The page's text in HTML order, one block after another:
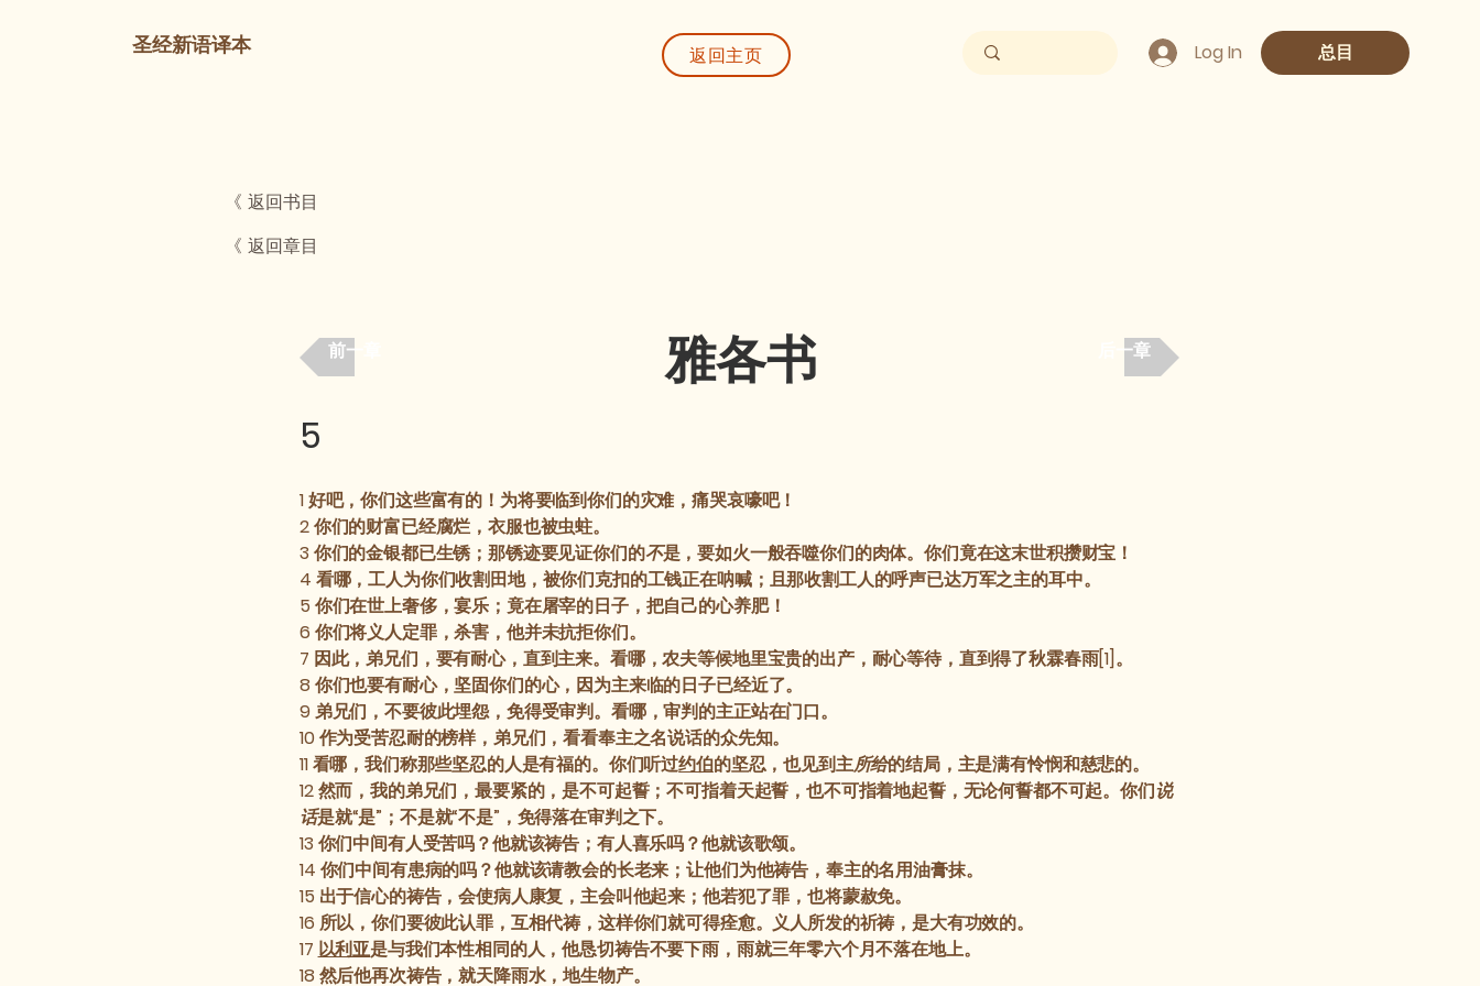
圣经新语译本 Log In 总目
返回主页
《 返回书目
《 返回章目
前一章 雅各书 后一章
5
1好吧，你们这些富有的！为将要临到你们的灾难，痛哭哀嚎吧！
2你们的财富已经腐烂，衣服也被虫蛀。
3 你们的金银都已生锈；那锈迹要见证你们的不是，要如火一般吞噬你们的肉体。你们竟在这末世积攒财宝！
4 看哪，工人为你们收割田地，被你们克扣的工钱正在呐喊；且那收割工人的呼声已达万军之主的耳中。
5 你们在世上奢侈，宴乐；竟在屠宰的日子，把自己的心养肥！
6 你们将义人定罪，杀害，他并未抗拒你们。
7 因此，弟兄们，要有耐心，直到主来。看哪，农夫等候地里宝贵的出产，耐心等待，直到得了秋霖春雨[1]。
8 你们也要有耐心，坚固你们的心，因为主来临的日子已经近了。
9弟兄们，不要彼此埋怨，免得受审判。看哪，审判的主正站在门口。
10作为受苦忍耐的榜样，弟兄们，看看奉主之名说话的众先知。
11看哪，我们称那些坚忍的人是有福的。你们听过约伯的坚忍，也见到主所给的结局，主是满有怜悯和慈悲的。
12然而，我的弟兄们，最要紧的，是不可起誓；不可指着天起誓，也不可指着地起誓，无论何誓都不可起。你们说
话是就“是”；不是就“不是”，免得落在审判之下。
13 你们中间有人受苦吗？他就该祷告；有人喜乐吗？他就该歌颂。
14 你们中间有患病的吗？他就该请教会的长老来；让他们为他祷告，奉主的名用油膏抹。
15 出于信心的祷告，会使病人康复，主会叫他起来；他若犯了罪，也将蒙赦免。
16 所以，你们要彼此认罪，互相代祷，这样你们就可得痊愈。义人所发的祈祷，是大有功效的。
17 以利亚是与我们本性相同的人，他恳切祷告不要下雨，雨就三年零六个月不落在地上。
18 然后他再次祷告，就天降雨水，地生物产。